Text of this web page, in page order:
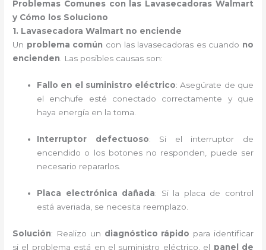
Problemas Comunes con las Lavasecadoras Walmart
y Cómo los Soluciono
1. Lavasecadora Walmart no enciende
Un problema común con las lavasecadoras es cuando no
encienden. Las posibles causas son:
Fallo en el suministro eléctrico: Asegúrate de que
el enchufe esté conectado correctamente y que
haya energía en la toma.
Interruptor defectuoso: Si el interruptor de
encendido o los botones no responden, puede ser
necesario repararlos.
Placa electrónica dañada: Si la placa de control
está averiada, se necesita reemplazo.
Solución: Realizo un diagnóstico rápido para identificar
si el problema está en el suministro eléctrico, el panel de